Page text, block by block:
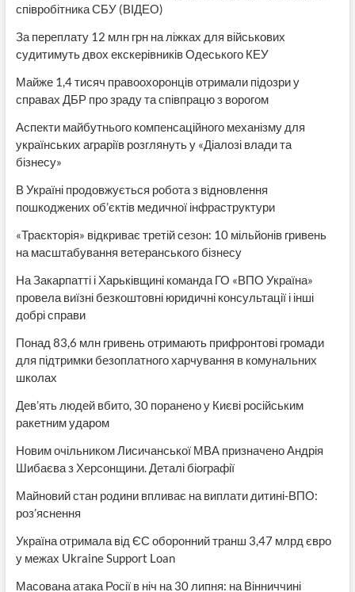
співробітника СБУ (ВІДЕО)
За переплату 12 млн грн на ліжках для військових
судитимуть двох екскерівників Одеського КЕУ
Майже 1,4 тисяч правоохоронців отримали підозри у
справах ДБР про зраду та співпрацю з ворогом
Аспекти майбутнього компенсаційного механізму для
українських аграріїв розглянуть у «Діалозі влади та
бізнесу»
В Україні продовжується робота з відновлення
пошкоджених об’єктів медичної інфраструктури
«Траєкторія» відкриває третій сезон: 10 мільйонів гривень
на масштабування ветеранського бізнесу
На Закарпатті і Харьківщині команда ГО «ВПО Україна»
провела виїзні безкоштовні юридичні консультації і інші
добрі справи
Понад 83,6 млн гривень отримають прифронтові громади
для підтримки безоплатного харчування в комунальних
школах
Дев’ять людей вбито, 30 поранено у Києві російським
ракетним ударом
Новим очільником Лисичанської МВА призначено Андрія
Шибаєва з Херсонщини. Деталі біографії
Майновий стан родини впливає на виплати дитині-ВПО:
роз’яснення
Україна отримала від ЄС оборонний транш 3,47 млрд євро
у межах Ukraine Support Loan
Масована атака Росії в ніч на 30 липня: на Вінниччині